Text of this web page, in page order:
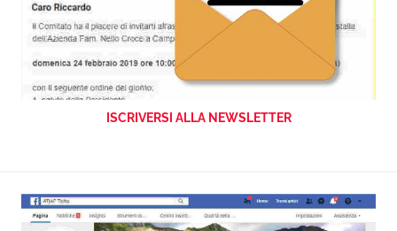
ISCRIVERSI ALLA NEWSLETTER